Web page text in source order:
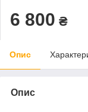
6 800 ₴
Опис
Опис